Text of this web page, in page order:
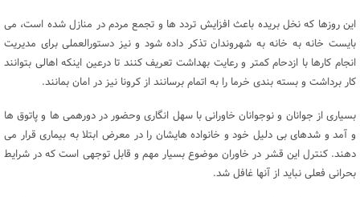
این روزها که نخل بریده باعث افزایش تردد ها و تجمع مردم در منازل شده است، می
بایست خانه به خانه به شهروندان تذکر داده شود و نیز دستورالعملی برای مدیریت
انجام کارها با ازدحام کمتر و رعایت بهداشت تعریف کنند تا درعین اینکه اهالی بتوانند
کار برداشت و بسته بندی خرما را به اتمام برسانند از کرونا نیز در امان بمانند.
بسیاری از جوانان و نوجوانان خاورانی با سهل انگاری وحضور در دورهمی ها و پاتوق ها
و آمد و شدهای بی دلیل خود و خانواده هایشان را در معرض ابتلا به بیماری قرار می
دهند. کنترل این قشر در خاوران موضوع بسیار مهم و قابل توجهی است که در شرایط
بحرانی فعلی نباید از آنها غافل شد.